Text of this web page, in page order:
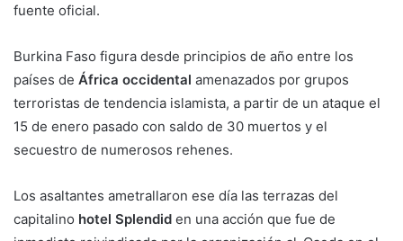
fuente oficial.
Burkina Faso figura desde principios de año entre los
países de África occidental amenazados por grupos
terroristas de tendencia islamista, a partir de un ataque el
15 de enero pasado con saldo de 30 muertos y el
secuestro de numerosos rehenes.
Los asaltantes ametrallaron ese día las terrazas del
capitalino hotel Splendid en una acción que fue de